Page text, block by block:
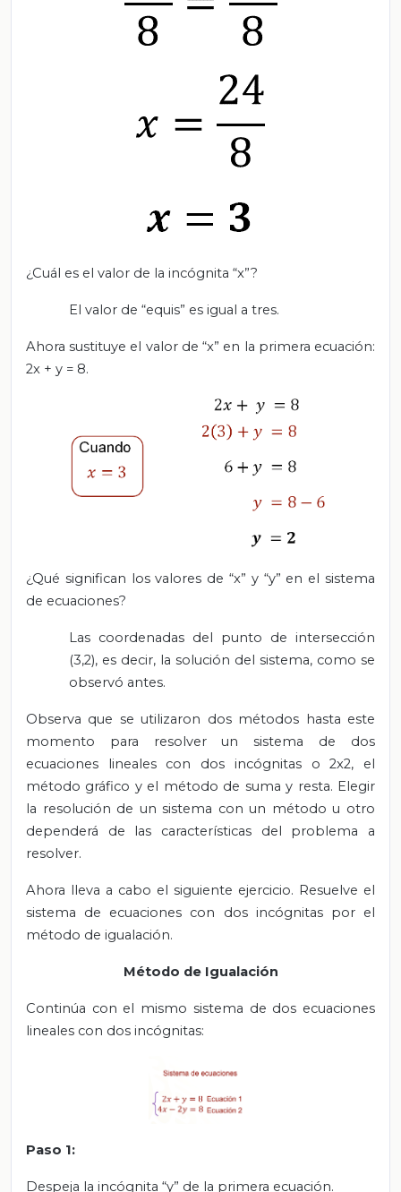
¿Cuál es el valor de la incógnita “x”?
El valor de “equis” es igual a tres.
Ahora sustituye el valor de “x” en la primera ecuación:
2x + y = 8.
¿Qué significan los valores de “x” y “y” en el sistema
de ecuaciones?
Las coordenadas del punto de intersección
(3,2), es decir, la solución del sistema, como se
observó antes.
Observa que se utilizaron dos métodos hasta este
momento para resolver un sistema de dos
ecuaciones lineales con dos incógnitas o 2x2, el
método gráfico y el método de suma y resta. Elegir
la resolución de un sistema con un método u otro
dependerá de las características del problema a
resolver.
Ahora lleva a cabo el siguiente ejercicio. Resuelve el
sistema de ecuaciones con dos incógnitas por el
método de igualación.
Método de Igualación
Continúa con el mismo sistema de dos ecuaciones
lineales con dos incógnitas:
Paso 1:
Despeja la incógnita “y” de la primera ecuación.